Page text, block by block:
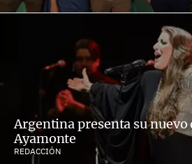
Argentina presenta su nuevo
Ayamonte
REDACCIÓN